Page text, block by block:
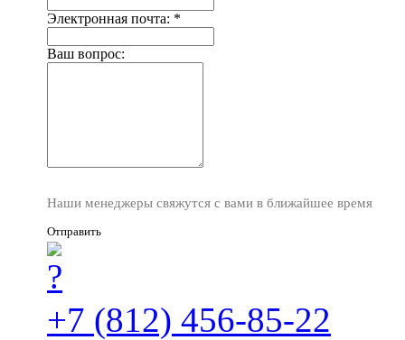
Электронная почта: *
Ваш вопрос:
Наши менеджеры свяжутся с вами в ближайшее время
Отправить
+7 (812) 456-85-22